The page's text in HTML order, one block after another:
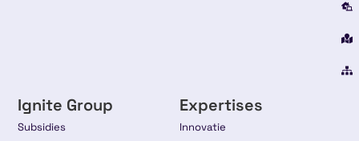
Ignite Group
Subsidies
Expertises
Innovatie